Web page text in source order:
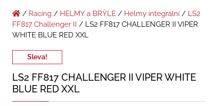
/ Racing / HELMY a BRÝLE / Helmy integrální / LS2
FF817 Challenger II
/ LS2 FF817 CHALLENGER II VIPER
WHITE BLUE RED XXL
Sleva!
LS2 FF817 CHALLENGER II VIPER WHITE
BLUE RED XXL